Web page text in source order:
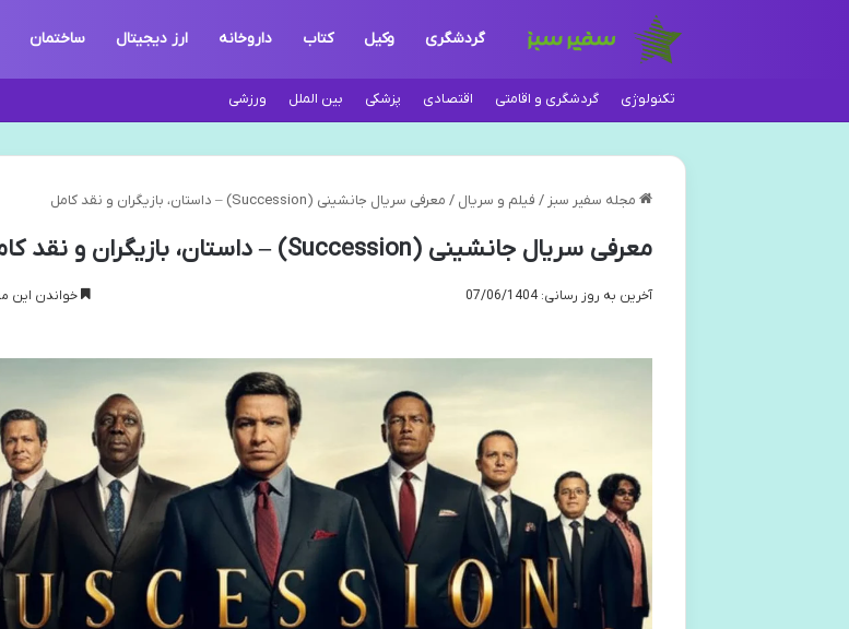
گردشگری وکیل کتاب داروخانه ارز دیجیتال ساختمان
تکنولوژی گردشگری و اقامتی اقتصادی پزشکی بین الملل ورزشی
مجله سفیر سبز / فیلم و سریال / معرفی سریال جانشینی (Succession) – داستان، بازیگران و نقد کامل
معرفی سریال جانشینی (Succession) – داستان، بازیگران و نقد کامل
آخرین به روز رسانی: 07/06/1404 خواندن این مطلب 13 دقیقه